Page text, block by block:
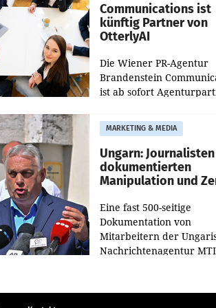
Communications ist
künftig Partner von
OtterlyAI
Die Wiener PR-Agentur
Brandenstein
ist ab sofort
Optimierungsplattform
OtterlyAI. Damit baut die
Agentur ihr
MARKETING & MEDIA
Ungarn: Journalisten
dokumentierten
Manipulation und
Eine fast 500-seitige
Dokumentation von
Mitarbeitern der
Nachrichtenagentur
der Agentur während